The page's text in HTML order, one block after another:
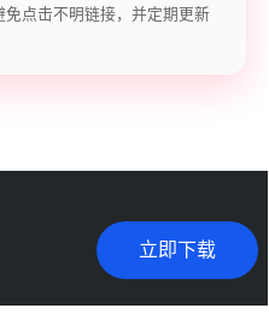
点击不明链接，并定期更新
立即下载